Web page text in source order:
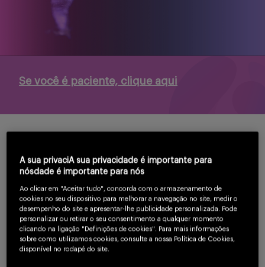
Treinamentos
Sobre
Se você é paciente, clique aqui
É possível proteger os bebês contra o vírus
sincicial respiratório (VSR) que é uma das causas
mais comuns de bronquiolite, pneumonia e
hospitalização em bebês.1,2O VSR circula
sazonalmente e pode ser facilmente transmitido
pela tosse, espirros e contato físico.
A sua privaciA sua privacidade é importante para
nósdade é importante para nós
Ao clicar em "Aceitar tudo", concorda com o armazenamento de
cookies no seu dispositivo para melhorar a navegação no site, medir o
desempenho do site e apresentar-lhe publicidade personalizada. Pode
personalizar ou retirar o seu consentimento a qualquer momento
clicando na ligação "Definições de cookies". Para mais informações
sobre como utilizamos cookies, consulte a nossa Política de Cookies,
disponível no rodapé do site.